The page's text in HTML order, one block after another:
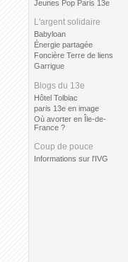
Jeunes Pop Paris 13e
L'argent solidaire
Babyloan
Énergie partagée
Foncière Terre de liens
Garrigue
Blogs du 13e
Hôtel Tolbiac
paris 13e en image
Où avorter en Île-de-
France ?
Coup de pouce
Informations sur l'IVG